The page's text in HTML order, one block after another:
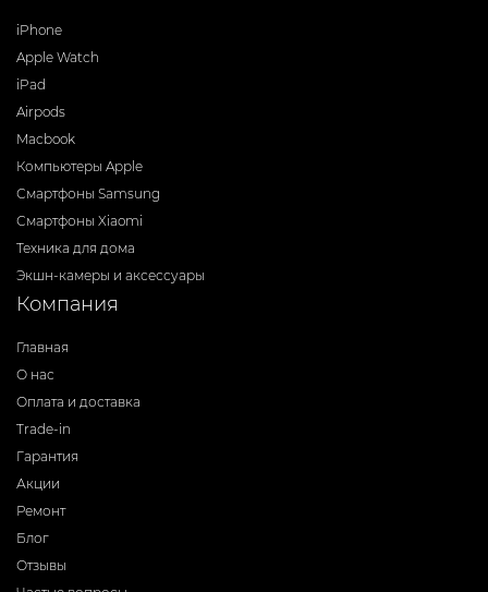
iPhone
Apple Watch
iPad
Airpods
Macbook
Компьютеры Apple
Смартфоны Samsung
Смартфоны Xiaomi
Техника для дома
Экшн-камеры и аксессуары
Компания
Главная
О нас
Оплата и доставка
Trade-in
Гарантия
Акции
Ремонт
Блог
Отзывы